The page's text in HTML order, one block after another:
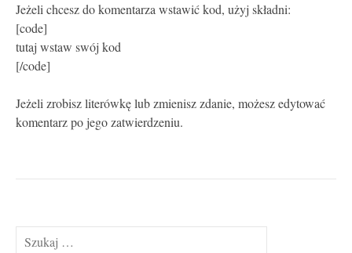
Jeżeli chcesz do komentarza wstawić kod, użyj składni:
[code]
tutaj wstaw swój kod
[/code]
Jeżeli zrobisz literówkę lub zmienisz zdanie, możesz edytować
komentarz po jego zatwierdzeniu.
Szukaj: